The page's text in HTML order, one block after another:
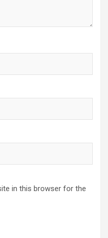
in this browser for the